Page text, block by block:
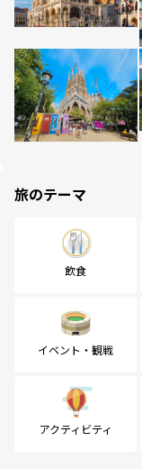
旅のテーマ
飲食
イベント・観戦
アクティビティ